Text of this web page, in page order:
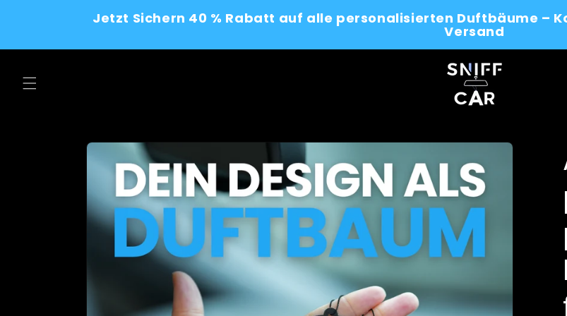
Jetzt Sichern 40 % Rabatt auf alle personalisierten Duftbäume –
Versand
Skip to
product
information